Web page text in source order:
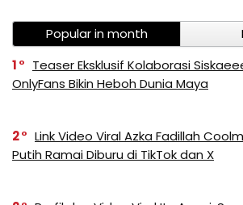
Popular in month
1
Teaser Eksklusif Kolaborasi
OnlyFans Bikin Heboh Dunia Maya
2
Link Video Viral Azka Fadillah
Putih Ramai Diburu di TikTok dan X